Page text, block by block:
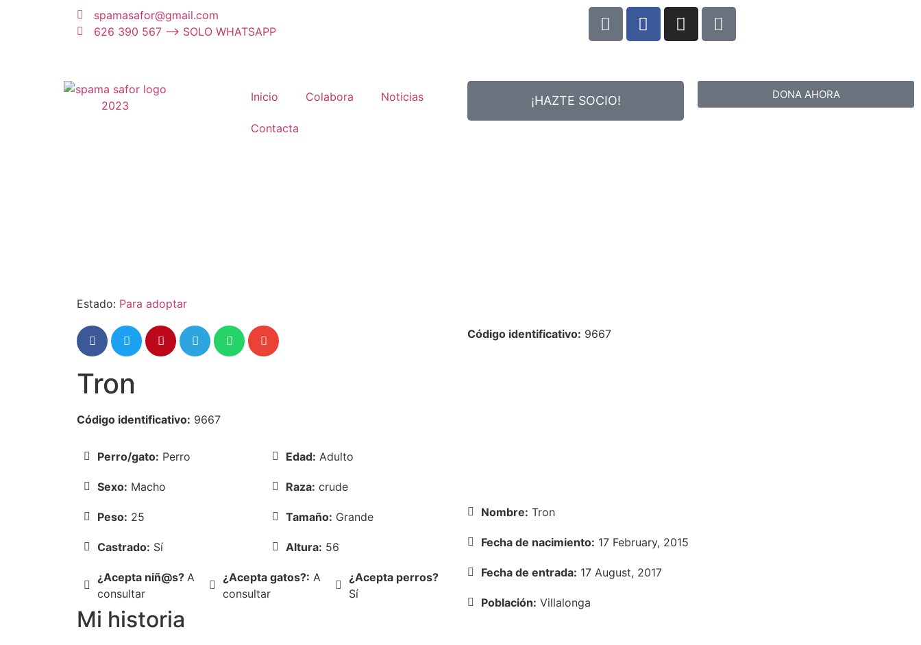
spamasafor@gmail.com
626 390 567 --> SOLO WHATSAPP
Inicio Colabora Noticias
Contacta
¡HAZTE SOCIO! DONA AHORA
Estado: Para adoptar
Tron
Código identificativo: 9667
Perro/gato: Perro
Sexo: Macho
Peso: 25
Castrado: Sí
Edad: Adulto
Raza: crude
Tamaño: Grande
Altura: 56
¿Acepta niñ@s? A
consultar
¿Acepta gatos?: A
consultar
¿Acepta perros?
Sí
Mi historia
Código identificativo: 9667
Nombre: Tron
Fecha de nacimiento: 17 February, 2015
Fecha de entrada: 17 August, 2017
Población: Villalonga